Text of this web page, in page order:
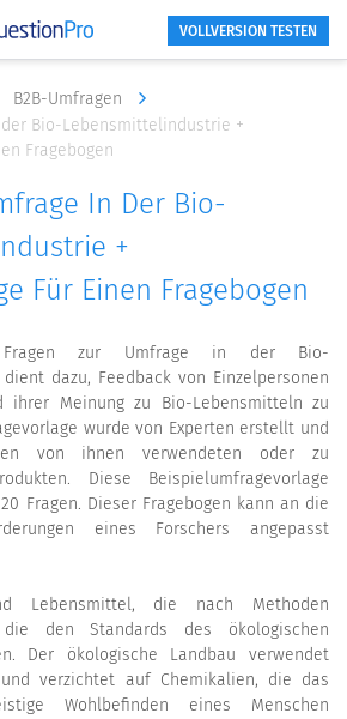
VOLLVERSION TESTEN
B2B-Umfragen
Bio-Lebensmittelindustrie +
Fragebogen
In Der Bio-
+
Für Einen Fragebogen
zur Umfrage in der Bio-
dazu, Feedback von Einzelpersonen
ihrer Meinung zu Bio-Lebensmitteln zu
wurde von Experten erstellt und
von ihnen verwendeten oder zu
Diese Beispielumfragevorlage
Fragen. Dieser Fragebogen kann an die
eines Forschers angepasst
Lebensmittel, die nach Methoden
den Standards des ökologischen
Der ökologische Landbau verwendet
verzichtet auf Chemikalien, die das
Wohlbefinden eines Menschen